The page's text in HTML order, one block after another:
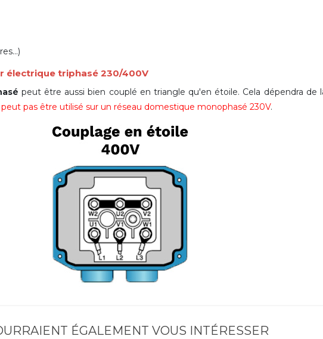
électrique triphasé 230/400V
peut être aussi bien couplé en triangle qu'en étoile. Cela dépendra de
pas être utilisé sur un réseau domestique monophasé 230V.
ÉGALEMENT VOUS INTÉRESSER